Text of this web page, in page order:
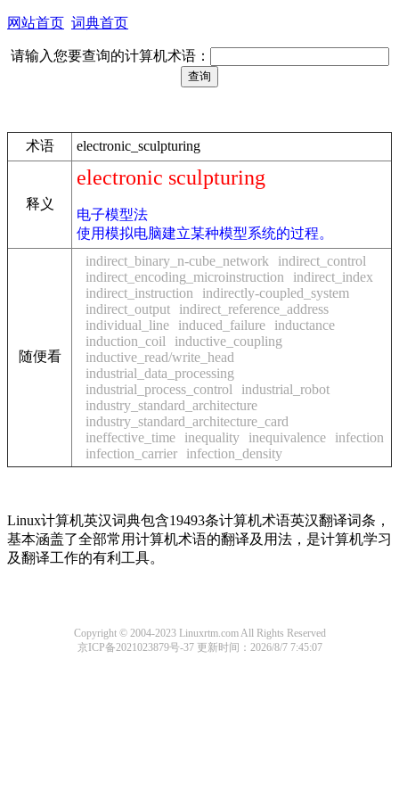
网站首页 词典首页
请输入您要查询的计算机术语：
术语 electronic_sculpturing
释义
electronic sculpturing
电子模型法
使用模拟电脑建立某种模型系统的过程。
随便看
indirect_binary_n-cube_network
indirect_control
indirect_encoding_microinstruction
indirect_index
indirect_instruction
indirectly-coupled_system
indirect_output
indirect_reference_address
individual_line
induced_failure
inductance
induction_coil
inductive_coupling
inductive_read/write_head
industrial_data_processing
industrial_process_control
industrial_robot
industry_standard_architecture
industry_standard_architecture_card
ineffective_time
inequality inequivalence
infection
infection_carrier
infection_density
Linux计算机英汉词典包含19493条计算机术语英汉翻译词条，
基本涵盖了全部常用计算机术语的翻译及用法，是计算机学习
及翻译工作的有利工具。
Copyright © 2004-2023 Linuxrtm.com All Rights Reserved
京ICP备2021023879号-37更新时间：2026/8/7 7:45:07